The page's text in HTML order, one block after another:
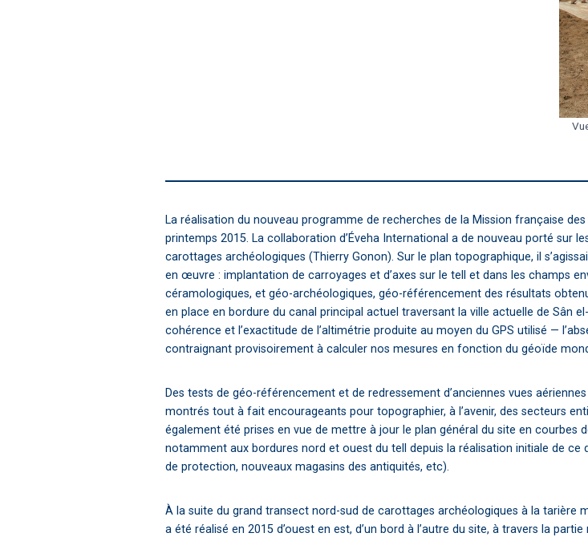
La réalisation du nouveau programme de recherches de la Mission française
printemps 2015. La collaboration d’Éveha International a de nouveau porté sur
carottages archéologiques (Thierry Gonon). Sur le plan topographique, il
en œuvre : implantation de carroyages et d’axes sur le tell et dans les champs
céramologiques, et géo-archéologiques, géo-référencement des résultats
en place en bordure du canal principal actuel traversant la ville actuelle de Sân
cohérence et l’exactitude de l’altimétrie produite au moyen du GPS utilisé —
contraignant provisoirement à calculer nos mesures en fonction du géoïde
Des tests de géo-référencement et de redressement d’anciennes vues
montrés tout à fait encourageants pour topographier, à l’avenir, des secteurs
également été prises en vue de mettre à jour le plan général du site en courbes
notamment aux bordures nord et ouest du tell depuis la réalisation initiale de
de protection, nouveaux magasins des antiquités, etc).
À la suite du grand transect nord-sud de carottages archéologiques à la tarière
a été réalisé en 2015 d’ouest en est, d’un bord à l’autre du site, à travers la